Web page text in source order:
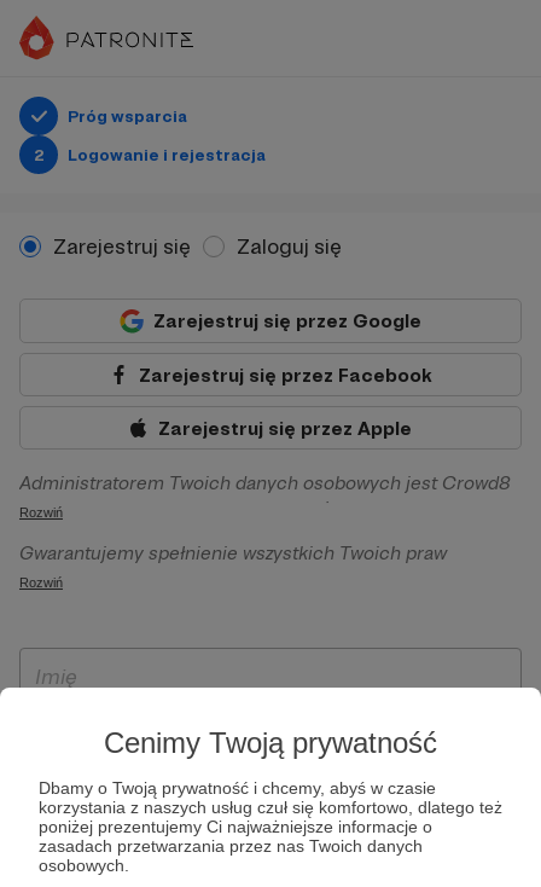
Cenimy Twoją prywatność
Dbamy o Twoją prywatność i chcemy, abyś w czasie
korzystania z naszych usług czuł się komfortowo, dlatego też
poniżej prezentujemy Ci najważniejsze informacje o
zasadach przetwarzania przez nas Twoich danych
osobowych.
Próg wsparcia
2
Logowanie i rejestracja
Zarejestruj się Zaloguj się
Zarejestruj się przez Google
Zarejestruj się przez Facebook
Zarejestruj się przez Apple
Administratorem Twoich danych osobowych jest Crowd8
sp. z o.o. z siedziba w Warszawie, ul. Żwirki i Wigury 16, 02-
092 Warszawa. Twoje dane osobowe będą przetwarzane w
szczególności w celu wykonania umowy zawartej z Tobą, w
Patronite.pl, w tym możliwości dokonywania oraz
otrzymywania wsparcia na naszej platformie oraz
Rozwiń
Gwarantujemy spełnienie wszystkich Twoich praw
wynikających z ogólnego rozporządzenia o ochronie
ich przenoszenia, niepodlegania zautomatyzowanemu
wyrażenia sprzeciwu wobec przetwarzania Twoich danych
osobowych. Rejestracja dla osób niepełnoletnich możliwa
jest po przekazaniu podpisanego formularza "Zgodna na
założenie konta przez osobę niepełnoletnią", formularz
dostępny jest na stronie regulaminu Patronite.pl.
Rozwiń